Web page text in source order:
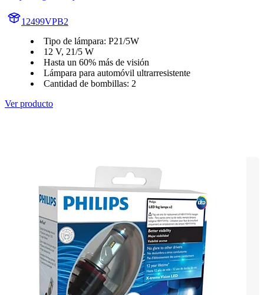
12499VPB2
Tipo de lámpara: P21/5W
12 V, 21/5 W
Hasta un 60% más de visión
Lámpara para automóvil ultrarresistente
Cantidad de bombillas: 2
Ver producto